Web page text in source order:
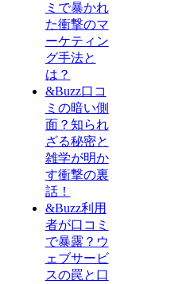
ミで暴かれ
た衝撃のマ
ーケティン
グ手法と
は？
&Buzz口コ
ミの暗い側
面？知られ
ざる秘密と
雑学が明か
す衝撃の裏
話！
&Buzz利用
者が口コミ
で暴露？ウ
ェブサービ
スの罠と口